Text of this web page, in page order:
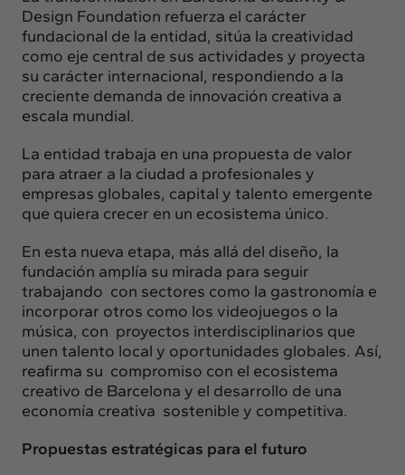
Design Foundation refuerza el carácter
fundacional de la entidad, sitúa la creatividad
como eje central de sus actividades y proyecta
su carácter internacional, respondiendo a la
creciente demanda de innovación creativa a
escala mundial.
La entidad trabaja en una propuesta de valor
para atraer a la ciudad a profesionales y
empresas globales, capital y talento emergente
que quiera crecer en un ecosistema único.
En esta nueva etapa, más allá del diseño, la
fundación amplía su mirada para seguir
trabajando con sectores como la gastronomía e
incorporar otros como los videojuegos o la
música, con proyectos interdisciplinarios que
unen talento local y oportunidades globales. Así,
reafirma su compromiso con el ecosistema
creativo de Barcelona y el desarrollo de una
economía creativa sostenible y competitiva.
Propuestas estratégicas para el futuro